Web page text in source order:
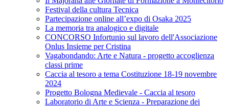
Festival della cultura Tecnica
Partecipazione online all’expo di Osaka 2025
La memoria tra analogico e digitale
CONCORSO Infortunio sul lavoro dell'Associazione
Onlus Insieme per Cristina
Vagabondando: Arte e Natura - progetto accoglienza
classi prime
Caccia al tesoro a tema Costituzione 18-19 novembre
2024
Progetto Bologna Medievale - Caccia al tesoro
Laboratorio di Arte e Scienza - Preparazione dei